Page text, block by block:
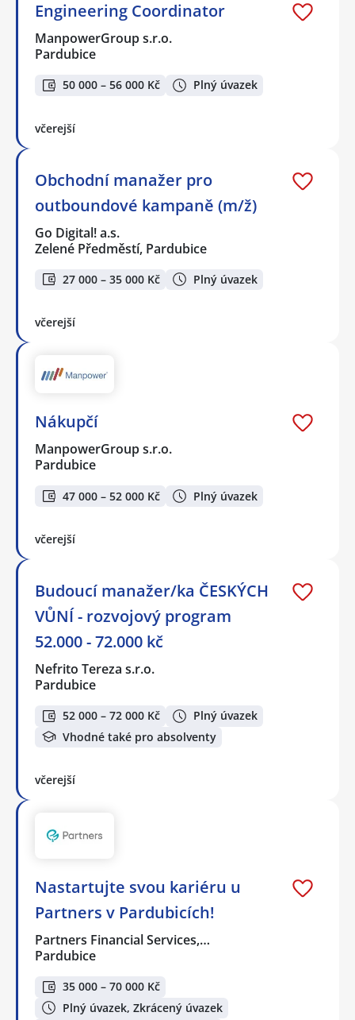
Engineering Coordinator
ManpowerGroup s.r.o.
Pardubice
50 000 – 56 000 Kč Plný úvazek
včerejší
Obchodní manažer pro
outboundové kampaně (m/ž)
Go Digital! a.s.
Zelené Předměstí, Pardubice
27 000 – 35 000 Kč Plný úvazek
včerejší
Nákupčí
ManpowerGroup s.r.o.
Pardubice
47 000 – 52 000 Kč Plný úvazek
včerejší
Budoucí manažer/ka ČESKÝCH
VŮNÍ - rozvojový program
52.000 - 72.000 kč
Nefrito Tereza s.r.o.
Pardubice
52 000 – 72 000 Kč
Plný úvazek
Vhodné také pro absolventy
včerejší
Nastartujte svou kariéru u
Partners v Pardubicích!
Partners Financial Services,…
Pardubice
35 000 – 70 000 Kč
Plný úvazek, Zkrácený úvazek